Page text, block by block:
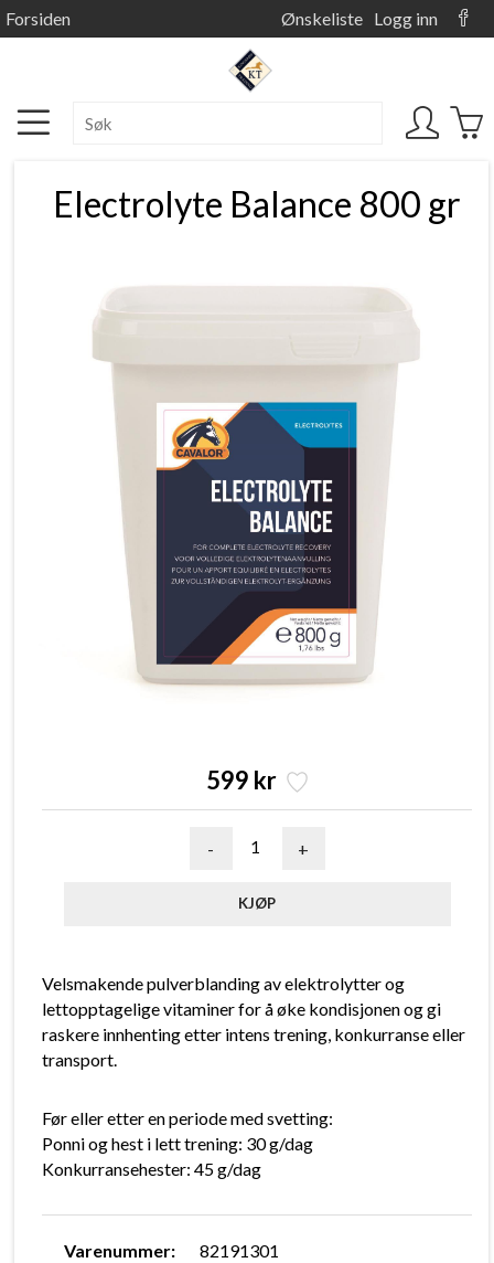
Forsiden Ønskeliste Logg inn
Electrolyte Balance 800 gr
599 kr
- +
Varenummer:
82191301
Velsmakende pulverblanding av elektrolytter og
lettopptagelige vitaminer for å øke kondisjonen og gi
raskere innhenting etter intens trening, konkurranse eller
transport.
Før eller etter en periode med svetting:
Ponni og hest i lett trening: 30 g/dag
Konkurransehester: 45 g/dag